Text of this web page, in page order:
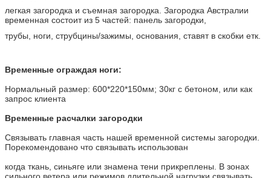
легкая загородка и съемная загородка. Загородка Австралии
временная состоит из 5 частей: панель загородки,
трубы, ноги, струбцины/зажимы, основания, ставят в скобки етк.
Временные ограждая ноги:
Нормальный размер: 600*220*150мм; 30кг с бетоном, или как
запрос клиента
Временные расчалки загородки
Связывать главная часть нашей временной системы загородки.
Порекомендовано что связывать использован
когда ткань, синьяге или знамена тени прикреплены. В зонах